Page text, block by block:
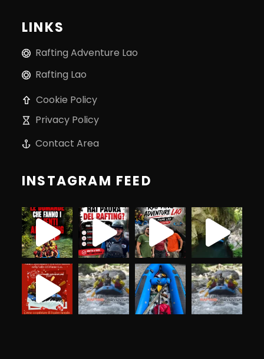
LINKS
Rafting Adventure Lao
Rafting Lao
Cookie Policy
Privacy Policy
Contact Area
INSTAGRAM FEED